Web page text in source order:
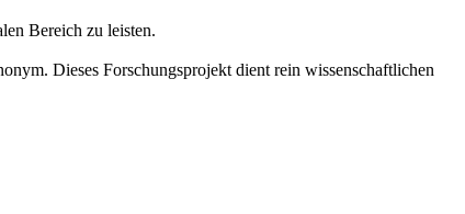
Bereich zu leisten.
Dieses Forschungsprojekt dient rein wissenschaftlichen